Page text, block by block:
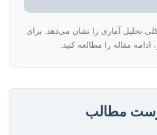
تحلیل آماری را نشان می‌دهد. برای
ادامه مقاله را مطالعه کنید.
مطالب